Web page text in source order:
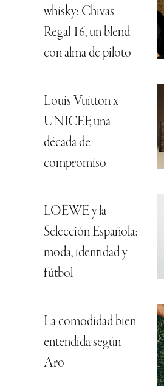
whisky: Chivas
Regal 16, un blend
con alma de piloto
Louis Vuitton x
UNICEF, una
década de
compromiso
LOEWE y la
Selección Española:
moda, identidad y
fútbol
La comodidad bien
entendida según
Aro